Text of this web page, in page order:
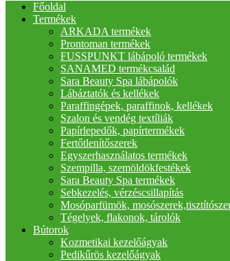
Főoldal
Termékek
ARKADA termékek
Prontoman termékek
FUSSPUNKT lábápoló termékek
SANAMED termékcsalád
Sara Beauty Spa lábápolók
Lábáztatók és kellékek
Paraffingépek, paraffinok, kellékek
Szalon és vendég textíliák
Papírlepedők, papírtermékek
Fertőtlenítőszerek
Egyszerhasználatos termékek
Szempilla, szemöldökfestékek
Sara Beauty Spa termékek
Sebkezelés, vérzéscsillapítás
Mosóparfümök,
Tégelyek, flakonok, tárolók
Bútorok
Kozmetikai kezelőágyak
Pedikűrös kezelőágyak